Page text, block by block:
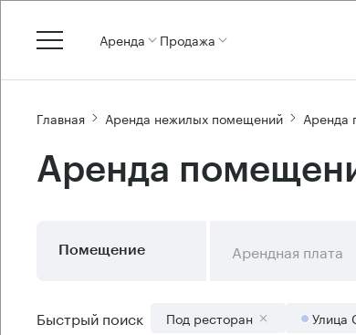
Аренда Продажа
Главная Аренда нежилых помещений Аренда
Аренда
Помещение Арендная плата
Быстрый поиск Под ресторан Улица